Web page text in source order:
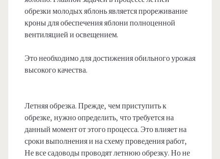
обрезки молодых яблонь является прореживание
кроны для обеспечения яблони полноценной
вентиляцией и освещением.
Это необходимо для достижения обильного урожая
высокого качества.
Летняя обрезка. Прежде, чем приступить к
обрезке, нужно определить, что требуется на
данный момент от этого процесса. Это влияет на
сроки выполнения и на схему проведения работ,
Не все садоводы проводят летнюю обрезку. Но не